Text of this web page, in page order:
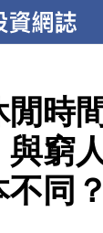
時
窮
同？